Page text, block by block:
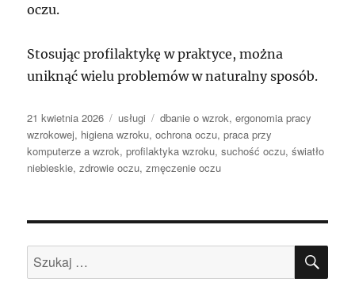
oczu.
Stosując profilaktykę w praktyce, można
uniknąć wielu problemów w naturalny sposób.
Data
publikacji
21 kwietnia 2026 Kategorie
usługi Tagi
dbanie o wzrok,ergonomia pracy
wzrokowej, higiena wzroku,ochrona oczu,praca przy
komputerze a wzrok,profilaktyka wzroku,suchość oczu,światło
niebieskie,zdrowie oczu,zmęczenie oczu
Szukaj: